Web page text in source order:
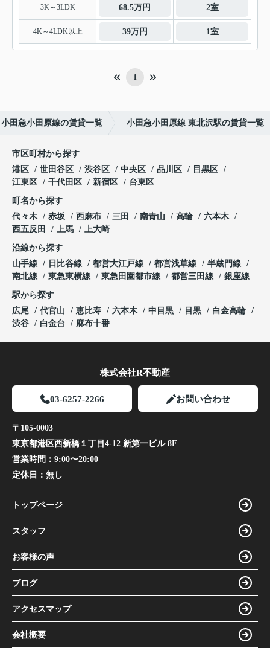
3K～3LDK 68.5万円 2室
4K～4LDK以上 39万円 1室
1
小田急小田原線の賃貸一覧 小田急小田原線 東北沢駅の賃貸一覧
市区町村から探す
港区
世田谷区 渋谷区 中央区 品川区
目黒区
江東区
千代田区 新宿区 台東区
町名から探す
代々木
赤坂 西麻布 三田 南青山 高輪
六本木
西五反田
上馬 上大崎
沿線から探す
山手線
日比谷線 都営大江戸線 都営浅草線
半蔵門線
南北線
東急東横線 東急田園都市線 都営三田線 銀座線
駅から探す
広尾
代官山 恵比寿 六本木 中目黒 目黒
白金高輪
渋谷
白金台 麻布十番
株式会社R不動産
03-6257-2266 お問い合わせ
〒105-0003
東京都港区西新橋１丁目4-12 新第一ビル 8F
営業時間： 9:00〜20:00
定休日： 無し
トップページ
スタッフ
お客様の声
ブログ
アクセスマップ
会社概要